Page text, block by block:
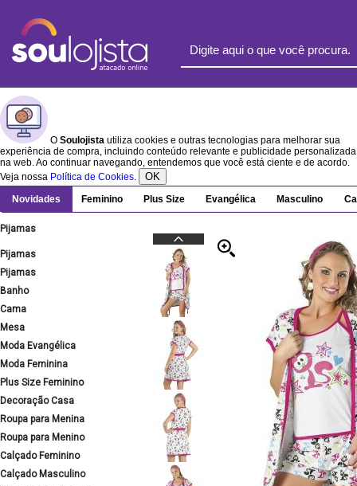
O Soulojista utiliza cookies e outras tecnologias para melhorar sua
experiência de compra, incluindo conteúdo relevante e publicidade personalizada
na web. Ao continuar navegando, entendemos que você está ciente e de acordo.
Veja nossa Política de Cookies. OK
Novidades Feminino Plus Size Evangélica Masculino
Pijamas
Pijamas
Pijamas
Banho
Cama
Mesa
Moda Evangélica
Moda Feminina
Plus Size Feminino
Decoração Casa
Roupa para Menina
Roupa para Menino
Calçado Feminino
Calçado Masculino